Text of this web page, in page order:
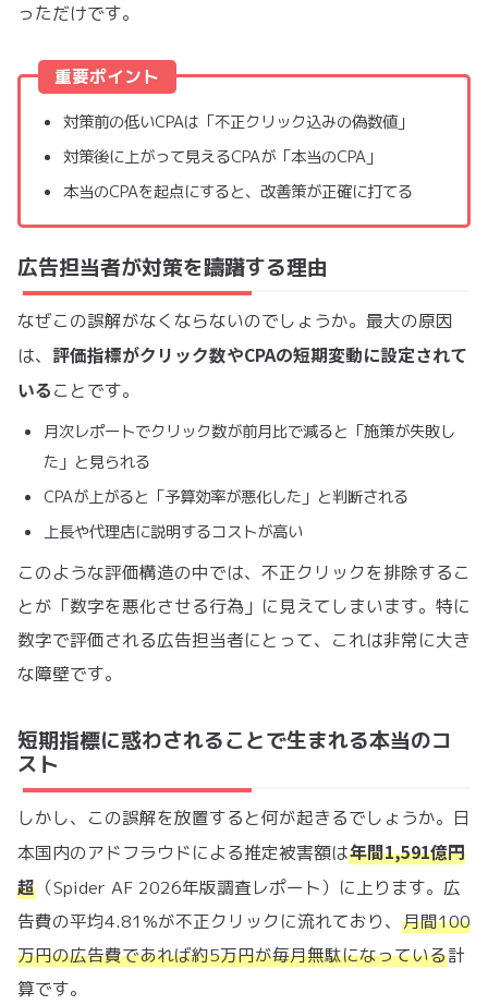
っただけです。
重要ポイント
対策前の低いCPAは「不正クリック込みの偽数値」
対策後に上がって見えるCPAが「本当のCPA」
本当のCPAを起点にすると、改善策が正確に打てる
広告担当者が対策を躊躇する理由
なぜこの誤解がなくならないのでしょうか。最大の原因
は、 評価指標がクリック数やCPAの短期変動に設定されて
いることです。
月次レポートでクリック数が前月比で減ると「施策が失敗し
た」と見られる
CPAが上がると「予算効率が悪化した」と判断される
上長や代理店に説明するコストが高い
このような評価構造の中では、不正クリックを排除するこ
とが「数字を悪化させる行為」に見えてしまいます。特に
数字で評価される広告担当者にとって、これは非常に大き
な障壁です。
短期指標に惑わされることで生まれる本当のコ
スト
しかし、この誤解を放置すると何が起きるでしょうか。日
本国内のアドフラウドによる推定被害額は年間1,591億円
超 （Spider AF 2026年版調査レポート）に上ります。広
告費の平均4.81%が不正クリックに流れており、 月間100
万円の広告費であれば約5万円が毎月無駄になっている計
算です。